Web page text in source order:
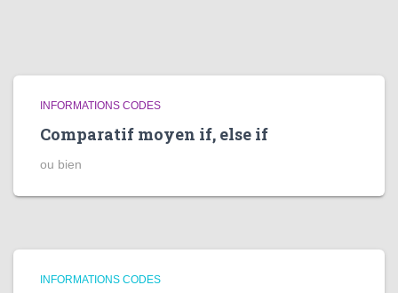
INFORMATIONS CODES
Comparatif moyen if, else if
ou bien
INFORMATIONS CODES